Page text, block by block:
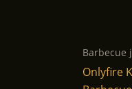
Barbecue
Onlyfire